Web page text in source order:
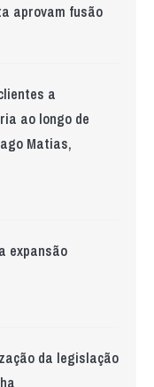
aprovam fusão
a
ao longo de
Matias,
expansão
da legislação